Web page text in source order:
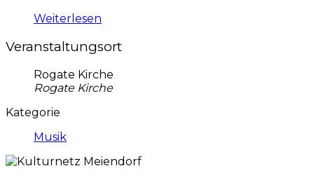
Weiterlesen
Veranstaltungsort
Rogate Kirche
Rogate Kirche
Kategorie
Musik